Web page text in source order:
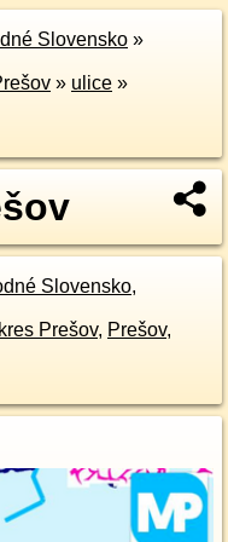
Slovensko »
» ulice »
Slovensko,
Prešov, Prešov,